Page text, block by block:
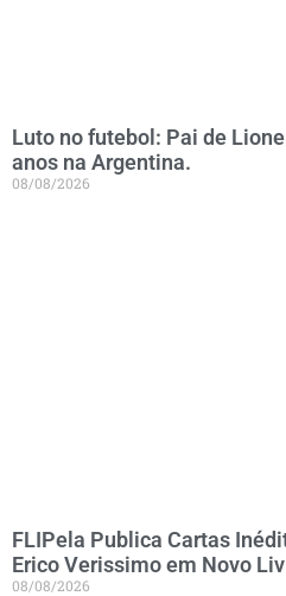
Luto no futebol: Pai de
anos na Argentina.
08/08/2026
FLIPela Publica Cartas
Erico Verissimo em Novo
08/08/2026